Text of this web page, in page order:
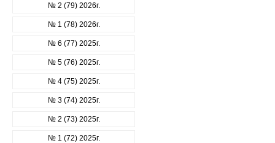
№ 2 (79) 2026г.
№ 1 (78) 2026г.
№ 6 (77) 2025г.
№ 5 (76) 2025г.
№ 4 (75) 2025г.
№ 3 (74) 2025г.
№ 2 (73) 2025г.
№ 1 (72) 2025г.